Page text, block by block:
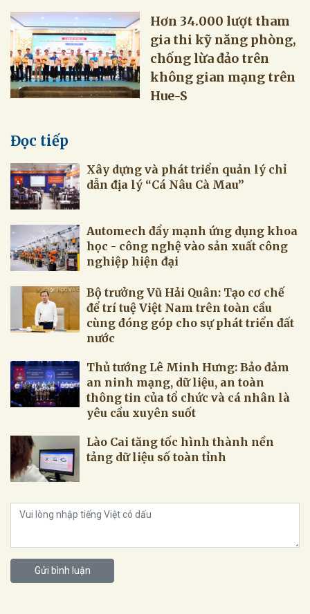
Hơn 34.000 lượt tham
gia thi kỹ năng phòng,
chống lừa đảo trên
không gian mạng trên
Hue-S
Đọc tiếp
Xây dựng và phát triển quản lý chỉ
dẫn địa lý “Cá Nâu Cà Mau”
Automech đẩy mạnh ứng dụng khoa
học - công nghệ vào sản xuất công
nghiệp hiện đại
Bộ trưởng Vũ Hải Quân: Tạo cơ chế
để trí tuệ Việt Nam trên toàn cầu
cùng đóng góp cho sự phát triển đất
nước
Thủ tướng Lê Minh Hưng: Bảo đảm
an ninh mạng, dữ liệu, an toàn
thông tin của tổ chức và cá nhân là
yêu cầu xuyên suốt
Lào Cai tăng tốc hình thành nền
tảng dữ liệu số toàn tỉnh
Gửi bình luận